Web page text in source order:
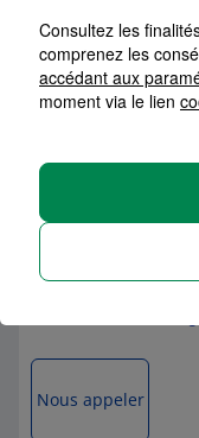
MMA
8 BIS RUE JEAN
Nous appeler
Consultez les
comprenez les
accédant aux
moment via le lien